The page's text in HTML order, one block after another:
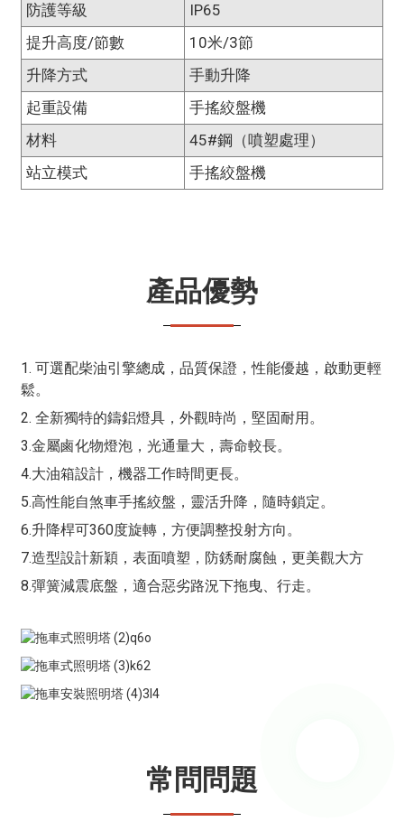
防護等級
IP65
提升高度/節數
10米/3節
升降方式
手動升降
起重設備
手搖絞盤機
材料
45#鋼（噴塑處理）
站立模式
手搖絞盤機
產品優勢
1. 可選配柴油引擎總成，品質保證，性能優越，啟動更輕
鬆。
2. 全新獨特的鑄鋁燈具，外觀時尚，堅固耐用。
3.金屬鹵化物燈泡，光通量大，壽命較長。
4.大油箱設計，機器工作時間更長。
5.高性能自煞車手搖絞盤，靈活升降，隨時鎖定。
6.升降桿可360度旋轉，方便調整投射方向。
7.造型設計新穎，表面噴塑，防銹耐腐蝕，更美觀大方
8.彈簧減震底盤，適合惡劣路況下拖曳、行走。
常問問題